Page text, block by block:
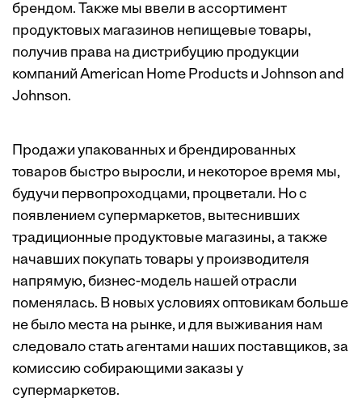
брендом. Также мы ввели в ассортимент
продуктовых магазинов непищевые товары,
получив права на дистрибуцию продукции
компаний American Home Products и Johnson and
Johnson.
Продажи упакованных и брендированных
товаров быстро выросли, и некоторое время мы,
будучи первопроходцами, процветали. Но с
появлением супермаркетов, вытеснивших
традиционные продуктовые магазины, а также
начавших покупать товары у производителя
напрямую, бизнес-модель нашей отрасли
поменялась. В новых условиях оптовикам больше
не было места на рынке, и для выживания нам
следовало стать агентами наших поставщиков, за
комиссию собирающими заказы у
супермаркетов.